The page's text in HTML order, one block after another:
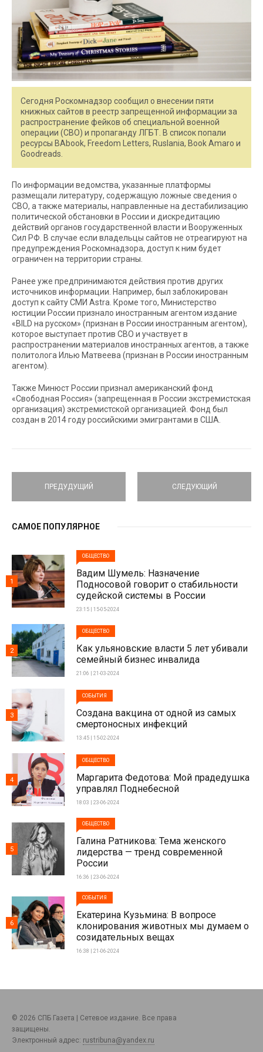
Сегодня Роскомнадзор сообщил о внесении пяти
книжных сайтов в реестр запрещенной информации за
распространение фейков об специальной военной
операции (СВО) и пропаганду ЛГБТ. В список попали
ресурсы BAbook, Freedom Letters, Ruslania, Book Amaro и
Goodreads.
По информации ведомства, указанные платформы
размещали литературу, содержащую ложные сведения о
СВО, а также материалы, направленные на дестабилизацию
политической обстановки в России и дискредитацию
действий органов государственной власти и Вооруженных
Сил РФ. В случае если владельцы сайтов не отреагируют на
предупреждения Роскомнадзора, доступ к ним будет
ограничен на территории страны.
Ранее уже предпринимаются действия против других
источников информации. Например, был заблокирован
доступ к сайту СМИ Astra. Кроме того, Министерство
юстиции России признало иностранным агентом издание
«BILD на русском» (признан в России иностранным агентом),
которое выступает против СВО и участвует в
распространении материалов иностранных агентов, а также
политолога Илью Матвеева (признан в России иностранным
агентом).
Также Минюст России признал американский фонд
«Свободная Россия» (запрещенная в России экстремистская
организация) экстремистской организацией. Фонд был
создан в 2014 году российскими эмигрантами в США.
ПРЕДУДУЩИЙ СЛЕДУЮЩИЙ
САМОЕ ПОПУЛЯРНОЕ
ОБЩЕСТВО
Вадим Шумель: Назначение
Подносовой говорит о стабильности
судейской системы в России
23:15 | 15-05-2024
1
ОБЩЕСТВО
Как ульяновские власти 5 лет убивали
семейный бизнес инвалида
21:06 | 21-03-2024
2
СОБЫТИЯ
Создана вакцина от одной из самых
смертоносных инфекций
13:45 | 15-02-2024
3
ОБЩЕСТВО
Маргарита Федотова: Мой прадедушка
управлял Поднебесной
18:03 | 23-06-2024
4
ОБЩЕСТВО
Галина Ратникова: Тема женского
лидерства — тренд современной
России
16:36 | 23-06-2024
5
СОБЫТИЯ
Екатерина Кузьмина: В вопросе
клонирования животных мы думаем о
созидательных вещах
16:38 | 21-06-2024
6
© 2026 СПБ Газета | Сетевое издание. Все права
защищены.
Электронный адрес: rustribuna@yandex.ru